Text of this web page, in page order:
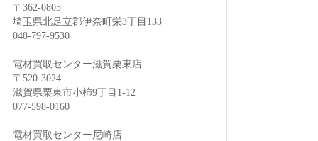
〒362-0805
埼玉県北足立郡伊奈町栄3丁目133
048-797-9530
電材買取センター滋賀栗東店
〒520-3024
滋賀県栗東市小柿9丁目1-12
077-598-0160
電材買取センター尼崎店